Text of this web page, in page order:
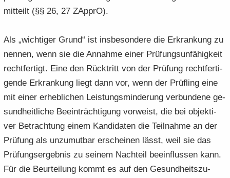
mit­teilt (§§ 26, 27 ZAp­prO).
Als „wich­ti­ger Grund“ ist ins­be­son­de­re die Er­kran­kung zu
nen­nen, wenn sie die An­nah­me einer Prü­fungs­un­fä­hig­keit
recht­fer­tigt. Eine den Rück­tritt von der Prü­fung recht­fer­ti­
gen­de Er­kran­kung liegt dann vor, wenn der Prüf­ling eine
mit einer er­heb­li­chen Leis­tungs­min­de­rung ver­bun­de­ne ge­
sund­heit­li­che Be­ein­träch­ti­gung vor­weist, die bei ob­jek­ti­
ver Be­trach­tung einem Kan­di­da­ten die Teil­nah­me an der
Prü­fung als un­zu­mut­bar er­schei­nen lässt, weil sie das
Prü­fungs­er­geb­nis zu sei­nem Nach­teil be­ein­flus­sen kann.
Für die Be­ur­tei­lung kommt es auf den Ge­sund­heits­zu­